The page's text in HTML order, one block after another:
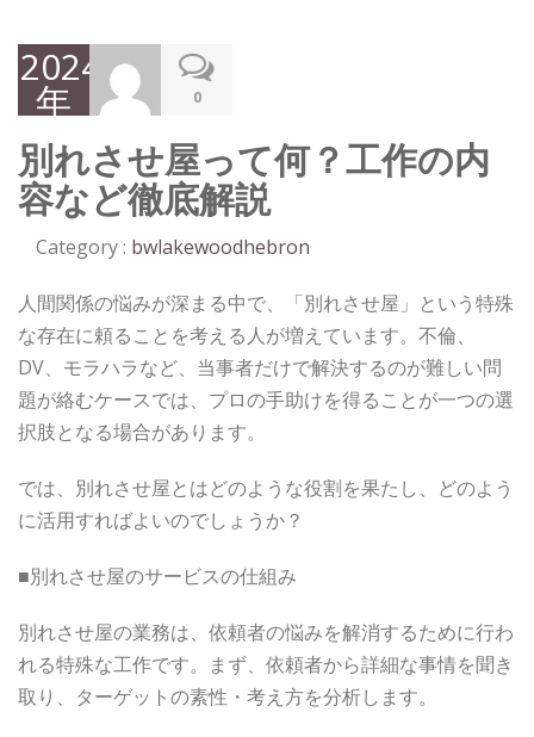
2024
年
10
月
31
日
0
別れさせ屋って何？工作の内
容など徹底解説
Category : bwlakewoodhebron
人間関係の悩みが深まる中で、「別れさせ屋」という特殊
な存在に頼ることを考える人が増えています。不倫、
DV、モラハラなど、当事者だけで解決するのが難しい問
題が絡むケースでは、プロの手助けを得ることが一つの選
択肢となる場合があります。
では、別れさせ屋とはどのような役割を果たし、どのよう
に活用すればよいのでしょうか？
■別れさせ屋のサービスの仕組み
別れさせ屋の業務は、依頼者の悩みを解消するために行わ
れる特殊な工作です。まず、依頼者から詳細な事情を聞き
取り、ターゲットの素性・考え方を分析します。